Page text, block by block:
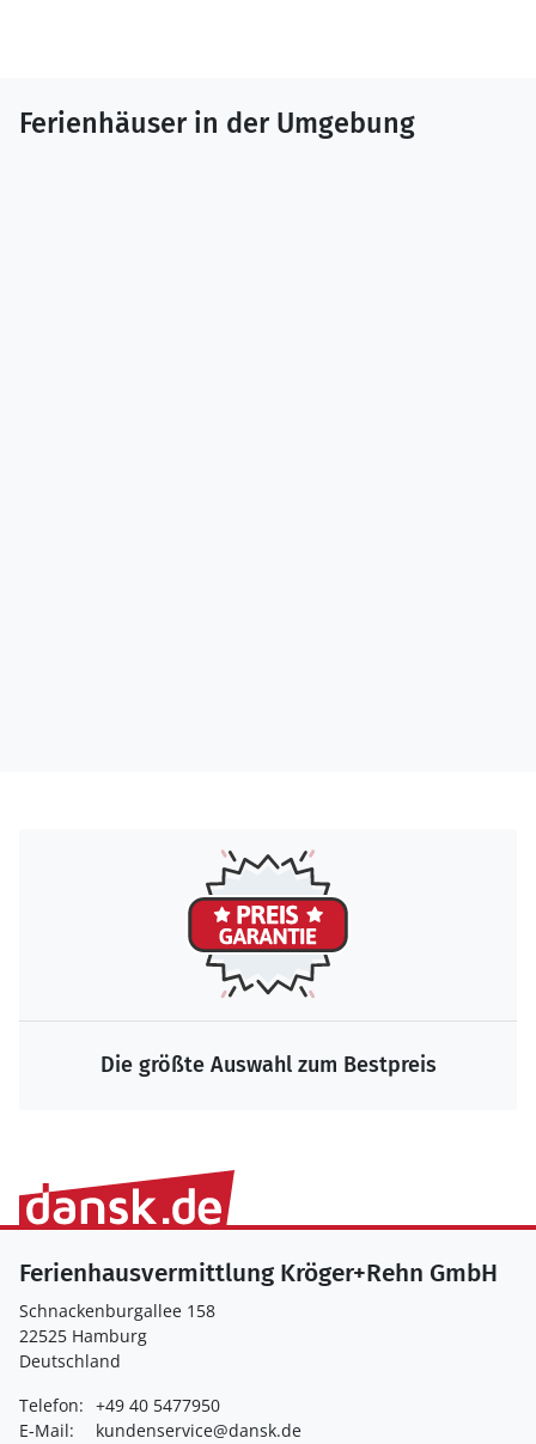
Ferienhäuser in der Umgebung
Die größte Auswahl zum Bestpreis
Ferienhausvermittlung Kröger+Rehn GmbH
Schnackenburgallee 158
22525 Hamburg
Deutschland
Telefon: +49 40 5477950
E-Mail:
kundenservice@dansk.de